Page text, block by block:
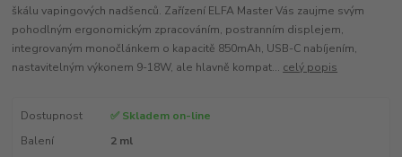
škálu vapingových nadšenců. Zařízení ELFA Master Vás zaujme svým
pohodlným ergonomickým zpracováním, postranním displejem,
integrovaným monočlánkem o kapacitě 850mAh, USB-C nabíjením,
nastavitelným výkonem 9-18W, ale hlavně kompat... celý popis
Dostupnost
✅ Skladem on-line
Balení
2 ml